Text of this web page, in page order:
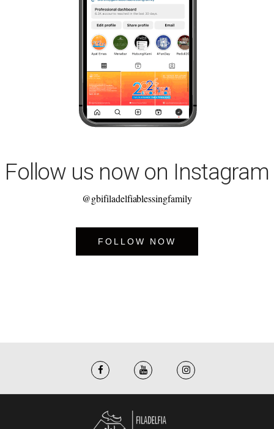
Follow us now on Instagram
@gbifiladelfiablessingfamily
FOLLOW NOW